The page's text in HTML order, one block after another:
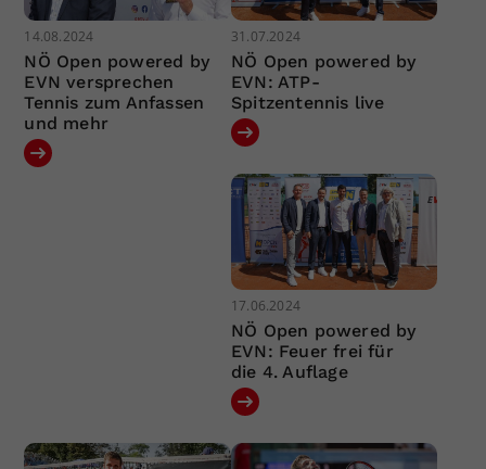
14.08.2024
NÖ Open powered by
EVN versprechen
Tennis zum Anfassen
und mehr
31.07.2024
NÖ Open powered by
EVN: ATP-
Spitzentennis live
17.06.2024
NÖ Open powered by
EVN: Feuer frei für
die 4. Auflage